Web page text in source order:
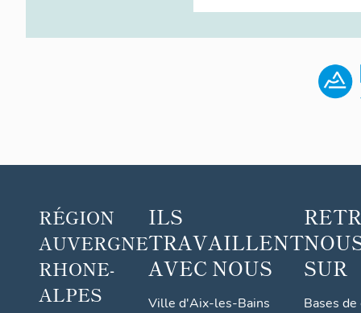
RÉGION
AUVERGNE
RHONE-
ALPES
ILS
TRAVAILLENT
AVEC NOUS
Ville d'Aix-les-Bains
SUR
Bases